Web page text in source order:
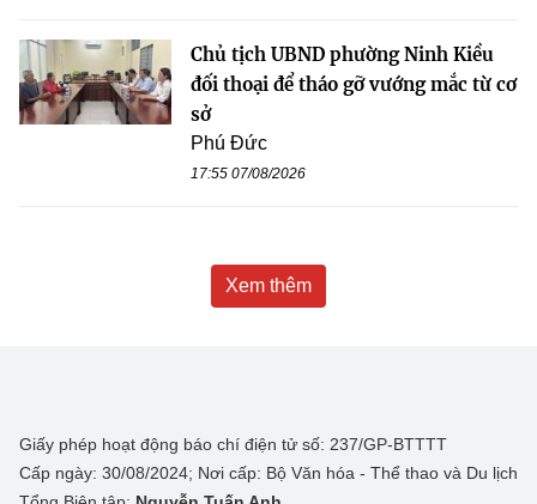
Chủ tịch UBND phường Ninh Kiều
đối thoại để tháo gỡ vướng mắc từ cơ
sở
Phú Đức
17:55 07/08/2026
Xem thêm
Giấy phép hoạt động báo chí điện tử số: 237/GP-BTTTT
Cấp ngày: 30/08/2024; Nơi cấp: Bộ Văn hóa - Thể thao và Du lịch